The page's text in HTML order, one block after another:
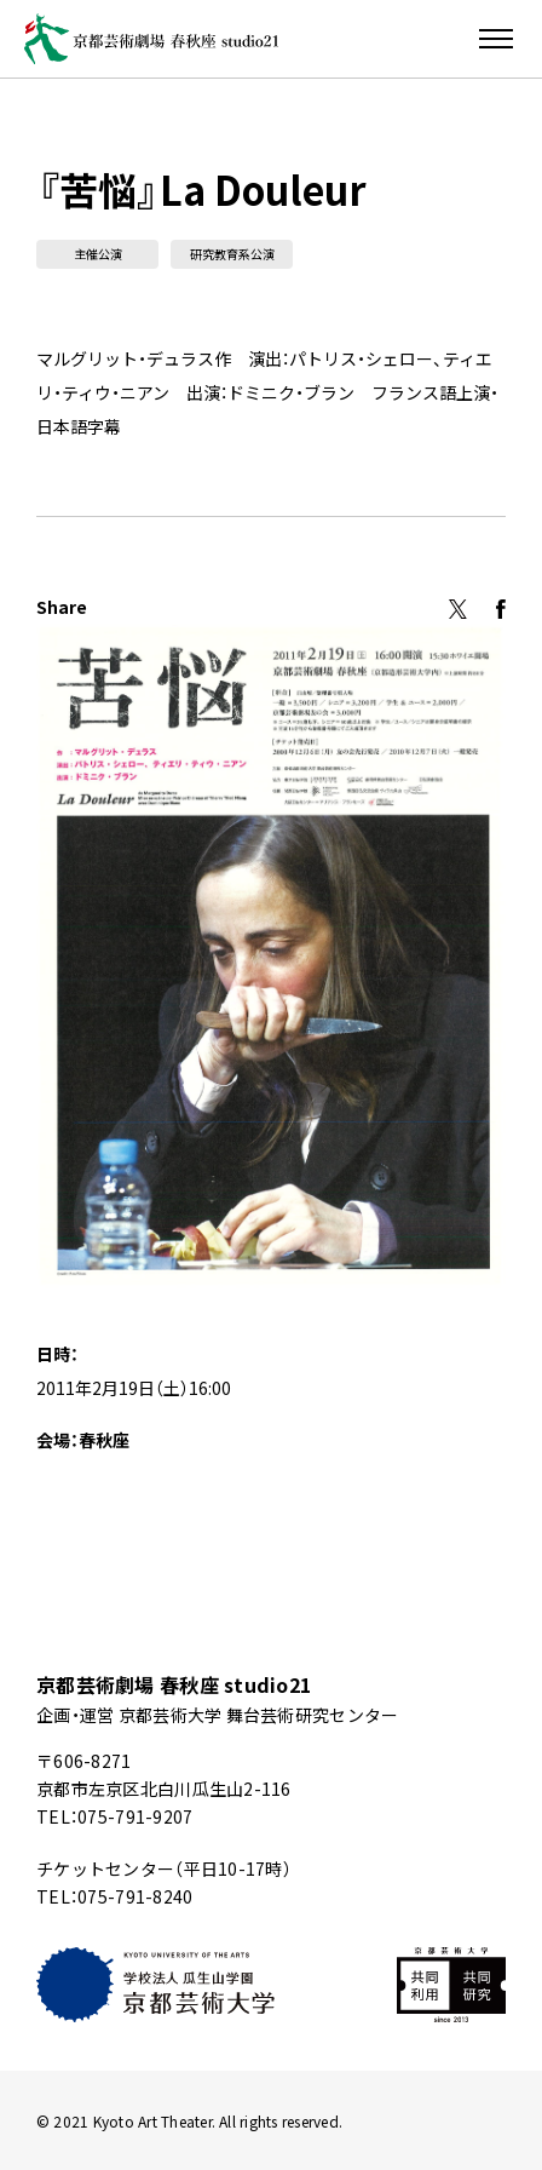
『苦悩』La Douleur
主催公演 研究教育系公演
マルグリット・デュラス作 演出：パトリス・シェロー、ティエ
リ・ティウ・ニアン 出演：ドミニク・ブラン フランス語上演・
日本語字幕
Share
日時：
2011年2月19日（土）16:00
会場：春秋座
京都芸術劇場 春秋座 studio21
企画・運営 京都芸術大学 舞台芸術研究センター
〒606-8271
京都市左京区北白川瓜生山2-116
TEL：075-791-9207
チケットセンター（平日10-17時）
TEL：075-791-8240
© 2021 Kyoto Art Theater. All rights reserved.